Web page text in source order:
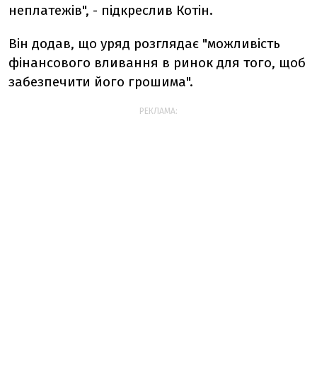
неплатежів", - підкреслив Котін.
Він додав, що уряд розглядає "можливість
фінансового вливання в ринок для того, щоб
забезпечити його грошима".
РЕКЛАМА: